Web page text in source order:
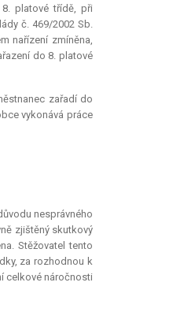
platové třídě, při
č. 469/2002 Sb.
nařízení zmíněna,
do 8. platové
zařadí do
vykonává práce
nesprávného
zjištěný skutkový
Stěžovatel tento
za rozhodnou k
celkové náročnosti